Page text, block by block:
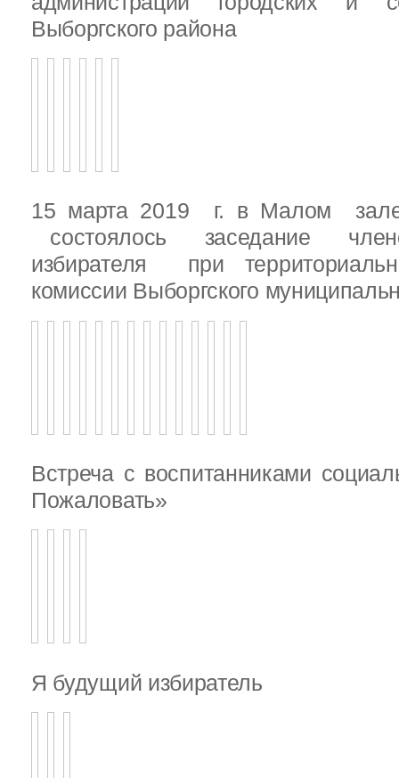
Выборгского района
15 марта 2019 г. в Малом
состоялось заседание
избирателя при
комиссии Выборгского
Встреча с воспитанниками
Пожаловать»
Я будущий избиратель